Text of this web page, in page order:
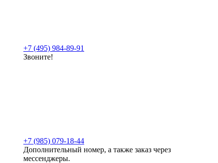
+7 (495) 984-89-91
Звоните!
+7 (985) 079-18-44
Дополнительный номер, а также заказ через
мессенджеры.